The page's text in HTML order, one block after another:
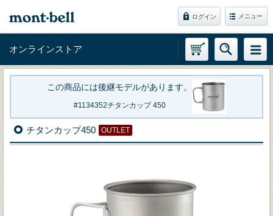
ログイン メニュー
オンラインストア
この商品には後継モデルがあります。
1134352チタンカップ 450
チタンカップ450 OUTLET